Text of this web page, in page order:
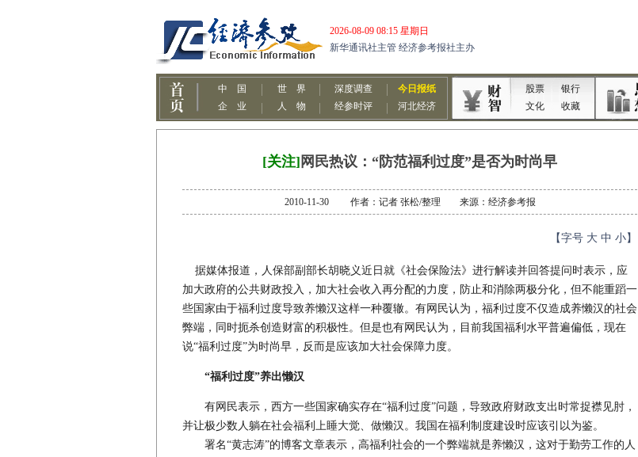
[关注] 网民热议：“防范福利过度”是否为时尚早
2010-11-30 作者：记者 张松/整理 来源：经济参考报
【字号 大 中 小】
据媒体报道，人保部副部长胡晓义近日就《社会保险法》进行解读并回答提问时表示，应
加大政府的公共财政投入，加大社会收入再分配的力度，防止和消除两极分化，但不能重蹈一
些国家由于福利过度导致养懒汉这样一种覆辙。有网民认为，福利过度不仅造成养懒汉的社会
弊端，同时扼杀创造财富的积极性。但是也有网民认为，目前我国福利水平普遍偏低，现在
说“福利过度”为时尚早，反而是应该加大社会保障力度。
“福利过度”养出懒汉
有网民表示，西方一些国家确实存在“福利过度”问题，导致政府财政支出时常捉襟见肘，
并让极少数人躺在社会福利上睡大觉、做懒汉。我国在福利制度建设时应该引以为鉴。
署名“黄志涛”的博客文章表示，高福利社会的一个弊端就是养懒汉，这对于勤劳工作的人